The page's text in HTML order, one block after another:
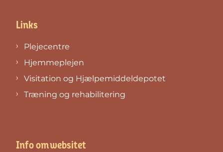
Links
Plejecentre
Hjemmeplejen
Visitation og Hjælpemiddeldepotet
Træning og rehabilitering
Info om websitet